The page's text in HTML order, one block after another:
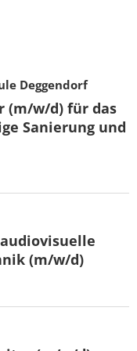
Deggendorf
(m/w/d) für das
Sanierung und
(m/w/d)